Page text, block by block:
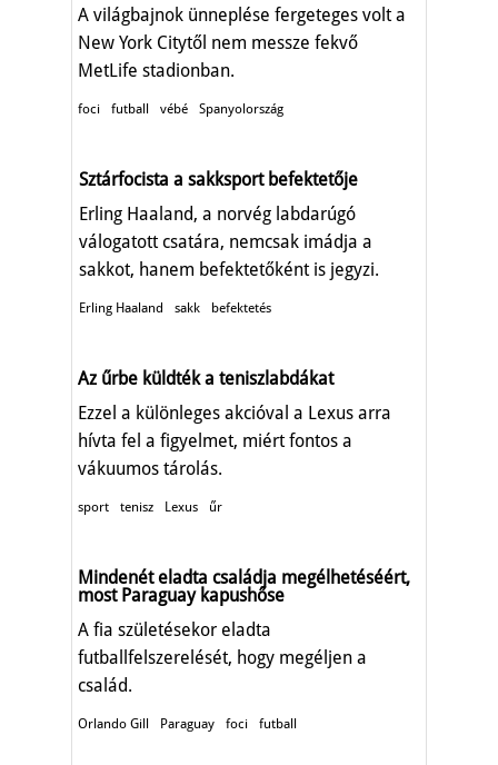
A világbajnok ünneplése fergeteges volt a
New York Citytől nem messze fekvő
MetLife stadionban.
foci futball vébé Spanyolország
Sztárfocista a sakksport befektetője
Erling Haaland, a norvég labdarúgó
válogatott csatára, nemcsak imádja a
sakkot, hanem befektetőként is jegyzi.
Erling Haaland sakk befektetés
Az űrbe küldték a teniszlabdákat
Ezzel a különleges akcióval a Lexus arra
hívta fel a figyelmet, miért fontos a
vákuumos tárolás.
sport tenisz Lexus űr
Mindenét eladta családja megélhetéséért,
most Paraguay kapushőse
A fia születésekor eladta
futballfelszerelését, hogy megéljen a
család.
Orlando Gill Paraguay foci futball